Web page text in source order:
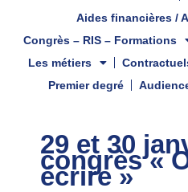
Aides financières /
Congrès – RIS – Formations
Les métiers
Premier degré
29 et 30
congrès «
écrire »